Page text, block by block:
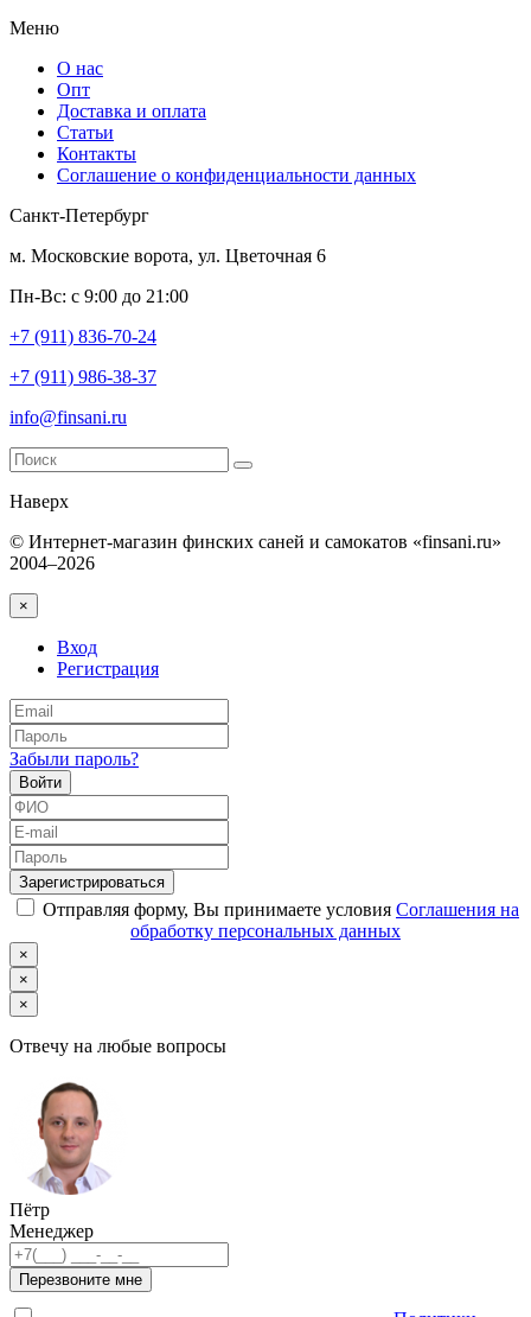
Меню
О нас
Опт
Доставка и оплата
Статьи
Контакты
Соглашение о конфиденциальности данных
Санкт-Петербург
м. Московские ворота, ул. Цветочная 6
Пн-Вс: с 9:00 до 21:00
+7 (911) 836-70-24
+7 (911) 986-38-37
info@finsani.ru
Наверх
© Интернет-магазин финских саней и самокатов «finsani.ru»
2004–2026
×
Вход
Регистрация
Забыли пароль?
Войти
Зарегистрироваться
Отправляя форму, Вы принимаете условия Соглашения на
обработку персональных данных
×
×
×
Отвечу на любые вопросы
Пётр
Менеджер
Перезвоните мне